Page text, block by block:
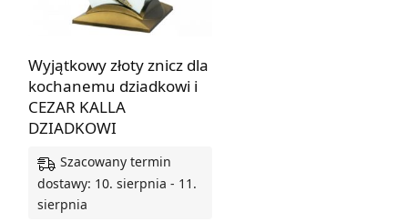
Wyjątkowy złoty znicz dla
kochanemu dziadkowi i
CEZAR KALLA
DZIADKOWI
Szacowany termin
dostawy: 10. sierpnia - 11.
sierpnia